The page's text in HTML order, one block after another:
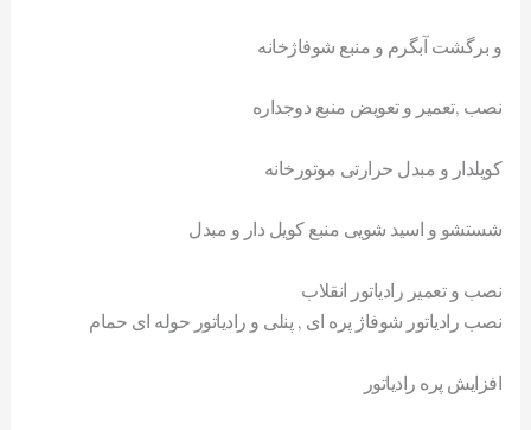
و برگشت آبگرم و منبع شوفاژخانه
نصب ,تعمیر و تعویض منبع دوجداره
کویلدار و مبدل حرارتی موتورخانه
شستشو و اسید شویی منبع کویل دار و مبدل
نصب و تعمیر رادیاتور انقلاب
نصب رادیاتور شوفاژ پره ای , پنلی و رادیاتور حوله ای حمام
افزایش پره رادیاتور